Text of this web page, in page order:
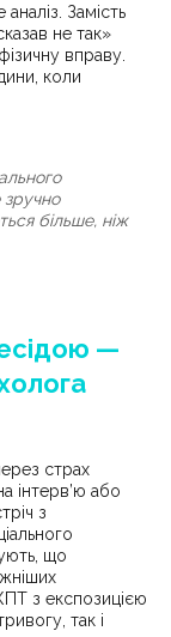
Замість
не так»
вправу.
коли
більше, ніж
—
страх
інтерв’ю або
з
що
з експозицією
так і